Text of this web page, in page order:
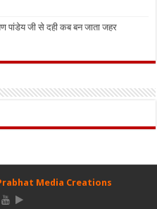
पांडेय जी से दही कब बन जाता जहर
Media Creations